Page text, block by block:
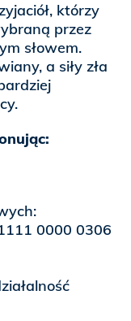
którzy
przez
słowem.
a siły zła
0000 0306